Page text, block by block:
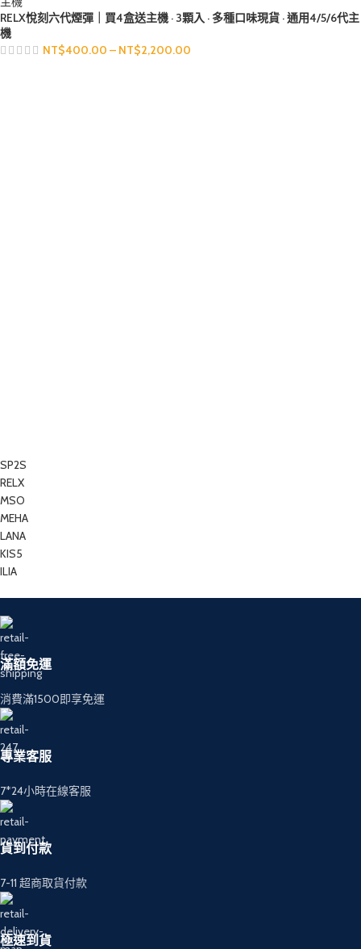
RELX悅刻六代煙彈｜買4盒送主機 · 3顆入 · 多種口味現貨 · 通用4/5/6代主
機
NT$400.00 – NT$2,200.00
SP2S
RELX
MSO
MEHA
LANA
KIS5
ILIA
滿額免運
消費滿1500即享免運
專業客服
7*24小時在線客服
貨到付款
7-11 超商取貨付款
極速到貨